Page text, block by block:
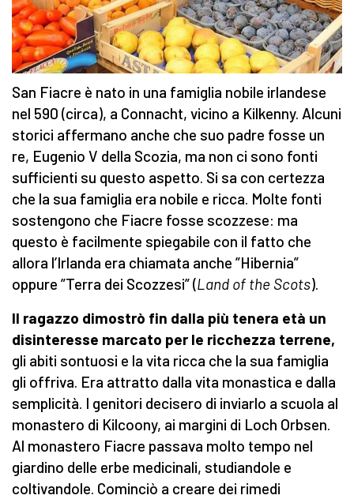
San Fiacre è nato in una famiglia nobile irlandese
nel 590 (circa), a Connacht, vicino a Kilkenny. Alcuni
storici affermano anche che suo padre fosse un
re, Eugenio V della Scozia, ma non ci sono fonti
sufficienti su questo aspetto. Si sa con certezza
che la sua famiglia era nobile e ricca. Molte fonti
sostengono che Fiacre fosse scozzese: ma
questo è facilmente spiegabile con il fatto che
allora l’Irlanda era chiamata anche ”Hibernia”
oppure ”Terra dei Scozzesi” (Land of the Scots).
Il ragazzo dimostrò fin dalla più tenera età un
disinteresse marcato per le ricchezza terrene,
gli abiti sontuosi e la vita ricca che la sua famiglia
gli offriva. Era attratto dalla vita monastica e dalla
semplicità. I genitori decisero di inviarlo a scuola al
monastero di Kilcoony, ai margini di Loch Orbsen.
Al monastero Fiacre passava molto tempo nel
giardino delle erbe medicinali, studiandole e
coltivandole. Cominciò a creare dei rimedi